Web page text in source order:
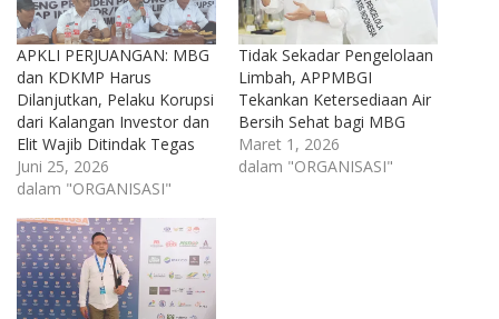
APKLI PERJUANGAN: MBG
dan KDKMP Harus
Dilanjutkan, Pelaku Korupsi
dari Kalangan Investor dan
Elit Wajib Ditindak Tegas
Juni 25, 2026
dalam "ORGANISASI"
Tidak Sekadar Pengelolaan
Limbah, APPMBGI
Tekankan Ketersediaan Air
Bersih Sehat bagi MBG
Maret 1, 2026
dalam "ORGANISASI"